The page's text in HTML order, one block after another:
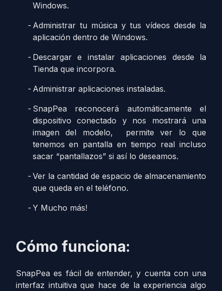
Windows.
Administrar tu música y tus vídeos desde la
aplicación dentro de Windows.
Descargar e instalar aplicaciones desde la
Tienda que incorpora.
Administrar aplicaciones instaladas.
SnapPea reconocerá automáticamente el
dispositivo conectado y nos mostrará una
imagen del modelo, permite ver lo que
tenemos en pantalla en tiempo real incluso
sacar “pantallazos” si así lo deseamos.
Ver la cantidad de espacio de almacenamiento
que queda en el teléfono.
Y Mucho más!
Cómo funciona:
SnapPea es fácil de entender, y cuenta con una
interfaz intuitiva que hace de la experiencia algo